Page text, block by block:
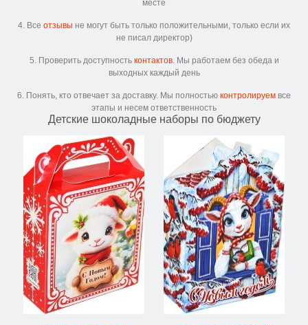
месте
4. Все отзывы не могут быть только положительными, только если их
не писал директор)
5. Проверить доступность контактов. Мы работаем без обеда и
выходных каждый день
6. Понять, кто отвечает за доставку. Мы полностью контролируем все
этапы и несем ответственность
Детские шоколадные наборы по бюджету